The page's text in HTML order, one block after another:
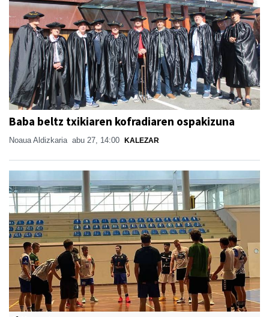
Baba beltz txikiaren kofradiaren ospakizuna
Noaua Aldizkaria abu 27, 14:00 KALEZAR